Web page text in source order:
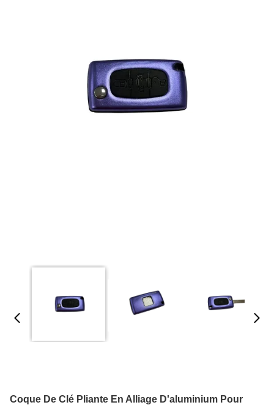
Coque De Clé Pliante En Alliage D'aluminium Pour